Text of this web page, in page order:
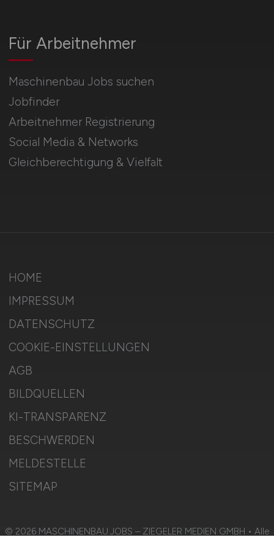
Für Arbeitnehmer
Maschinenbau Jobs suchen
Jobfinder
Arbeitnehmer Registrierung
Social Media & Networks
Gleichberechtigung & Vielfalt
HOME
IMPRESSUM
DATENSCHUTZ
COOKIE-EINSTELLUNGEN
AGB
BILDQUELLEN
KI-TRANSPARENZ
BESCHWERDEN
MELDESTELLE
SITEMAP
© 2026 MASCHINENBAU.JOBS – ZIEGELER MEDIEN GMBH • Alle